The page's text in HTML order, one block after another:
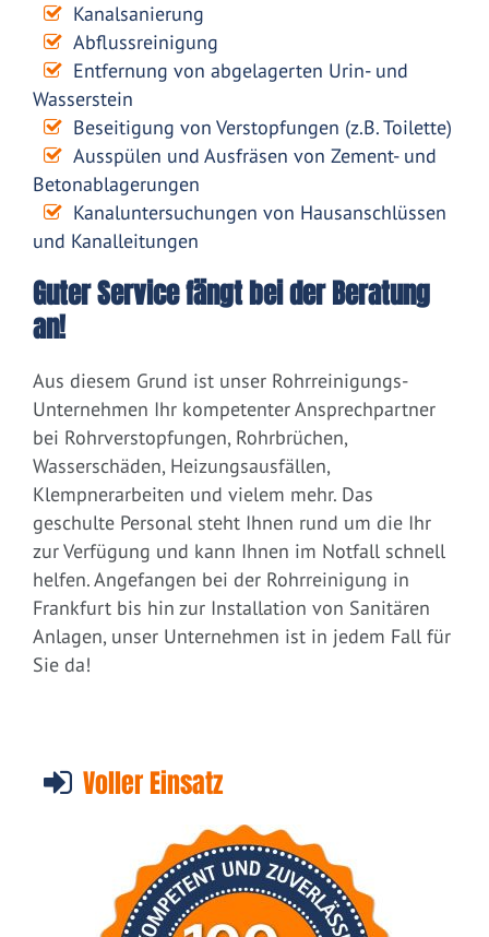
Kanalsanierung
Abflussreinigung
Entfernung von abgelagerten Urin- und
Wasserstein
Beseitigung von Verstopfungen (z.B. Toilette)
Ausspülen und Ausfräsen von Zement- und
Betonablagerungen
Kanaluntersuchungen von Hausanschlüssen
und Kanalleitungen
Guter Service fängt bei der Beratung
an!
Aus diesem Grund ist unser Rohrreinigungs-
Unternehmen Ihr kompetenter Ansprechpartner
bei Rohrverstopfungen, Rohrbrüchen,
Wasserschäden, Heizungsausfällen,
Klempnerarbeiten und vielem mehr. Das
geschulte Personal steht Ihnen rund um die Ihr
zur Verfügung und kann Ihnen im Notfall schnell
helfen. Angefangen bei der Rohrreinigung in
Frankfurt bis hin zur Installation von Sanitären
Anlagen, unser Unternehmen ist in jedem Fall für
Sie da!
Voller Einsatz